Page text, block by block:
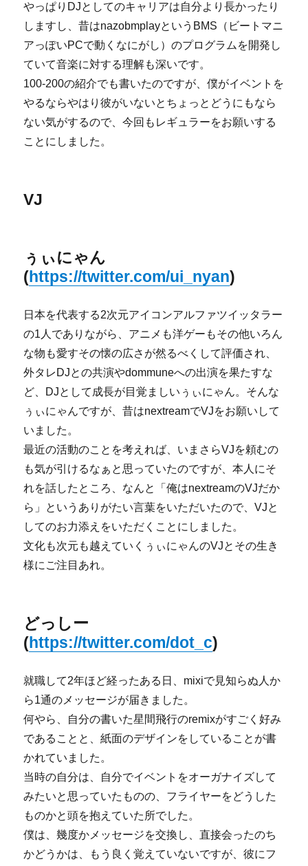
やっぱりDJとしてのキャリアは自分より長かったり
しますし、昔はnazobmplayというBMS（ビートマニ
アっぽいPCで動くなにがし）のプログラムを開発し
ていて音楽に対する理解も深いです。
100-200の紹介でも書いたのですが、僕がイベントを
やるならやはり彼がいないとちょっとどうにもなら
ない気がするので、今回もレギュラーをお願いする
ことにしました。
VJ
ぅぃにゃん
(https://twitter.com/ui_nyan)
日本を代表する2次元アイコンアルファツイッタラー
の1人でありながら、アニメも洋ゲーもその他いろん
な物も愛すその懐の広さが然るべくして評価され、
外タレDJとの共演やdommuneへの出演を果たすな
ど、DJとして成長が目覚ましいぅぃにゃん。そんな
ぅぃにゃんですが、昔はnextreamでVJをお願いして
いました。
最近の活動のことを考えれば、いまさらVJを頼むの
も気が引けるなぁと思っていたのですが、本人にそ
れを話したところ、なんと「俺はnextreamのVJだか
ら」というありがたい言葉をいただいたので、VJと
してのお力添えをいただくことにしました。
文化も次元も越えていくぅぃにゃんのVJとその生き
様にご注目あれ。
どっしー
(https://twitter.com/dot_c)
就職して2年ほど経ったある日、mixiで見知らぬ人か
ら1通のメッセージが届きました。
何やら、自分の書いた星間飛行のremixがすごく好み
であることと、紙面のデザインをしていることが書
かれていました。
当時の自分は、自分でイベントをオーガナイズして
みたいと思っていたものの、フライヤーをどうした
ものかと頭を抱えていた所でした。
僕は、幾度かメッセージを交換し、直接会ったのち
かどうかは、もう良く覚えていないですが、彼にフ